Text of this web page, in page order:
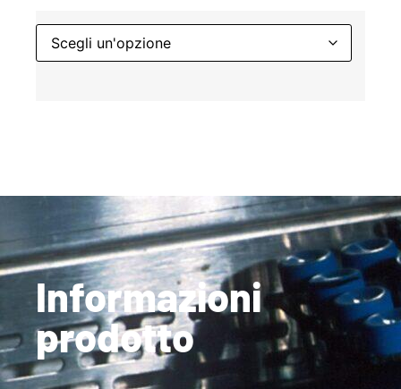
Informazioni
prodotto